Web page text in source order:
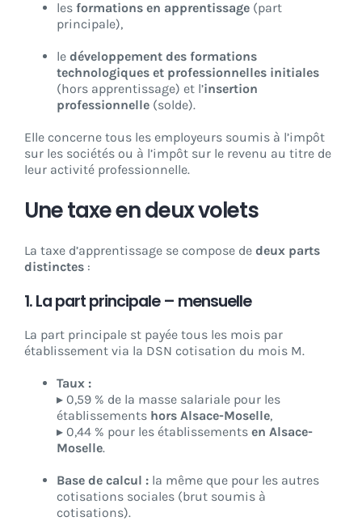
les formations en apprentissage (part
principale),
le développement des formations
technologiques et professionnelles initiales
(hors apprentissage) et l’insertion
professionnelle (solde).
Elle concerne tous les employeurs soumis à l’impôt
sur les sociétés ou à l’impôt sur le revenu au titre de
leur activité professionnelle.
Une taxe en deux volets
La taxe d’apprentissage se compose de deux parts
distinctes :
1. La part principale – mensuelle
La part principale st payée tous les mois par
établissement via la DSN cotisation du mois M.
Taux :
▸ 0,59 % de la masse salariale pour les
établissements hors Alsace-Moselle,
▸ 0,44 % pour les établissements en Alsace-
Moselle.
Base de calcul : la même que pour les autres
cotisations sociales (brut soumis à
cotisations).